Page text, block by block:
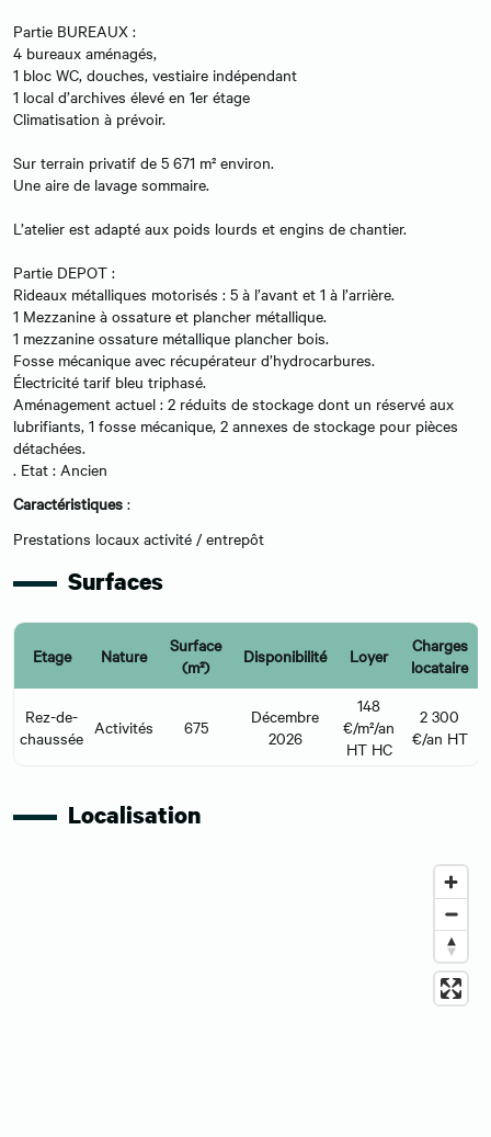
Partie BUREAUX :
4 bureaux aménagés,
1 bloc WC, douches, vestiaire indépendant
1 local d’archives élevé en 1er étage
Climatisation à prévoir.
Sur terrain privatif de 5 671 m² environ.
Une aire de lavage sommaire.
L’atelier est adapté aux poids lourds et engins de chantier.
Partie DEPOT :
Rideaux métalliques motorisés : 5 à l’avant et 1 à l’arrière.
1 Mezzanine à ossature et plancher métallique.
1 mezzanine ossature métallique plancher bois.
Fosse mécanique avec récupérateur d’hydrocarbures.
Électricité tarif bleu triphasé.
Aménagement actuel : 2 réduits de stockage dont un réservé aux
lubrifiants, 1 fosse mécanique, 2 annexes de stockage pour pièces
détachées.
. Etat : Ancien
Caractéristiques :
Prestations locaux activité / entrepôt
Surfaces
Etage Nature
Surface
(m²)
Disponibilité Loyer
Charges
locataire
Rez-de-
chaussée Activités 675
Décembre
2026
148
€/m²/an
HT HC
2 300
€/an HT
Localisation